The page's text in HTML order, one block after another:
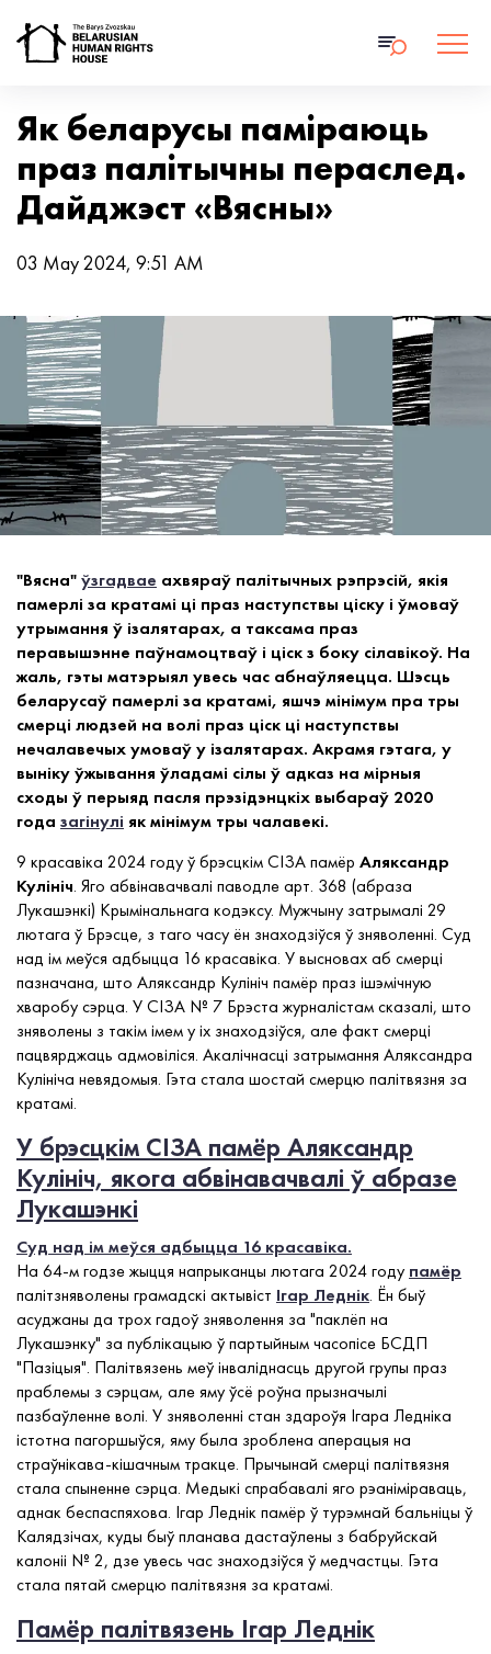
Як беларусы паміраюць
праз палітычны пераслед.
Дайджэст «Вясны»
03 May 2024, 9:51 AM
"Вясна"ўзгадвае ахвяраў палітычных рэпрэсій, якія
памерлі за кратамі ці праз наступствы ціску і ўмоваў
утрымання ў ізалятарах, а таксама праз
перавышэнне паўнамоцтваў і ціск з боку сілавікоў. На
жаль, гэты матэрыял увесь час абнаўляецца. Шэсць
беларусаў памерлі за кратамі, яшчэ мінімум пра тры
смерці людзей на волі праз ціск ці наступствы
нечалавечых умоваў у ізалятарах. Акрамя гэтага, у
выніку ўжывання ўладамі сілы ў адказ на мірныя
сходы ў перыяд пасля прэзідэнцкіх выбараў 2020
года загінулі як мінімум тры чалавекі.
9 красавіка 2024 году ў брэсцкім СІЗА памёр Аляксандр
Кулініч. Яго абвінавачвалі паводле арт. 368 (абраза
Лукашэнкі) Крымінальнага кодэксу. Мужчыну затрымалі 29
лютага ў Брэсце, з таго часу ён знаходзіўся ў зняволенні. Суд
над ім меўся адбыцца 16 красавіка. У высновах аб смерці
пазначана, што Аляксандр Кулініч памёр праз ішэмічную
хваробу сэрца. У СІЗА № 7 Брэста журналістам сказалі, што
зняволены з такім імем у іх знаходзіўся, але факт смерці
пацвярджаць адмовіліся. Акалічнасці затрымання Аляксандра
Кулініча невядомыя. Гэта стала шостай смерцю палітвязня за
кратамі.
У брэсцкім СІЗА памёр Аляксандр
Кулініч, якога абвінавачвалі ў абразе
Лукашэнкі
Суд над ім меўся адбыцца 16 красавіка.
На 64-м годзе жыцця напрыканцы лютага 2024 году памёр
палітзняволены грамадскі актывіст Ігар Леднік. Ён быў
асуджаны да трох гадоў зняволення за "паклёп на
Лукашэнку" за публікацыю ў партыйным часопісе БСДП
"Пазіцыя". Палітвязень меў інваліднасць другой групы праз
праблемы з сэрцам, але яму ўсё роўна прызначылі
пазбаўленне волі. У зняволенні стан здароўя Ігара Ледніка
істотна пагоршыўся, яму была зроблена аперацыя на
страўнікава-кішачным тракце. Прычынай смерці палітвязня
стала спыненне сэрца. Медыкі спрабавалі яго рэаніміраваць,
аднак беспаспяхова. Ігар Леднікпамёр ў турэмнай бальніцы ў
Калядзічах, куды быў планава дастаўлены з бабруйскай
калоніі № 2, дзе увесь час знаходзіўся ў медчастцы. Гэта
стала пятай смерцю палітвязня за кратамі.
Памёр палітвязень Ігар Леднік